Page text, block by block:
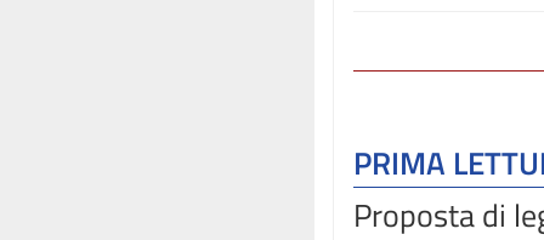
PRIMA
Proposta di